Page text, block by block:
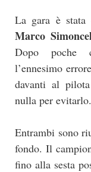
La gara è stata
Marco
Dopo poche
l’ennesimo
davanti al
nulla per evitarlo.
Entrambi sono
fondo. Il
fino alla sesta